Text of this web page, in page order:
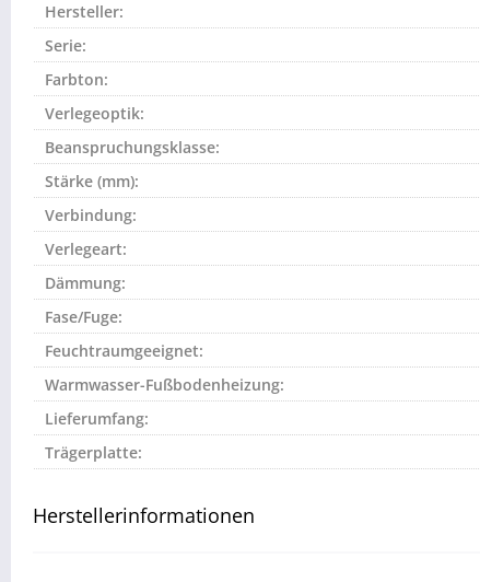
Hersteller:
Serie:
Farbton:
Verlegeoptik:
Beanspruchungsklasse:
Stärke (mm):
Verbindung:
Verlegeart:
Dämmung:
Fase/Fuge:
Feuchtraumgeeignet:
Warmwasser-Fußbodenheizung:
Lieferumfang:
Trägerplatte:
Herstellerinformationen